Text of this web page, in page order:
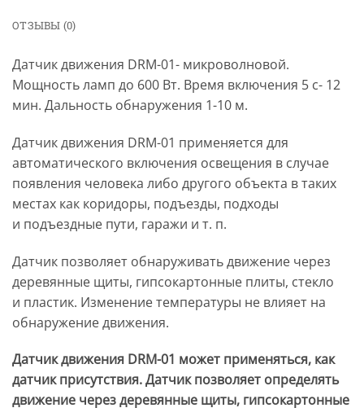
ОТЗЫВЫ (0)
Датчик движения DRM-01- микроволновой.
Мощность ламп до 600 Вт. Время включения 5 с- 12
мин. Дальность обнаружения 1-10 м.
Датчик движения DRM-01 применяется для
автоматического включения освещения в случае
появления человека либо другого объекта в таких
местах как коридоры, подъезды, подходы
и подъездные пути, гаражи и т. п.
Датчик позволяет обнаруживать движение через
деревянные щиты, гипсокартонные плиты, стекло
и пластик. Изменение температуры не влияет на
обнаружение движения.
Датчик движения DRM-01 может применяться, как
датчик присутствия. Датчик позволяет определять
движение через деревянные щиты, гипсокартонные